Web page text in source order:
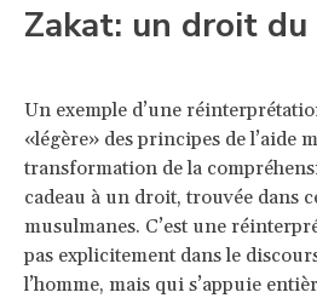
Zakat: un droit du
Un exemple d’une
«légère» des principes de l’aide
transformation de la
cadeau à un droit, trouvée dans
musulmanes. C’est une
pas explicitement dans le
l’homme, mais qui s’appuie